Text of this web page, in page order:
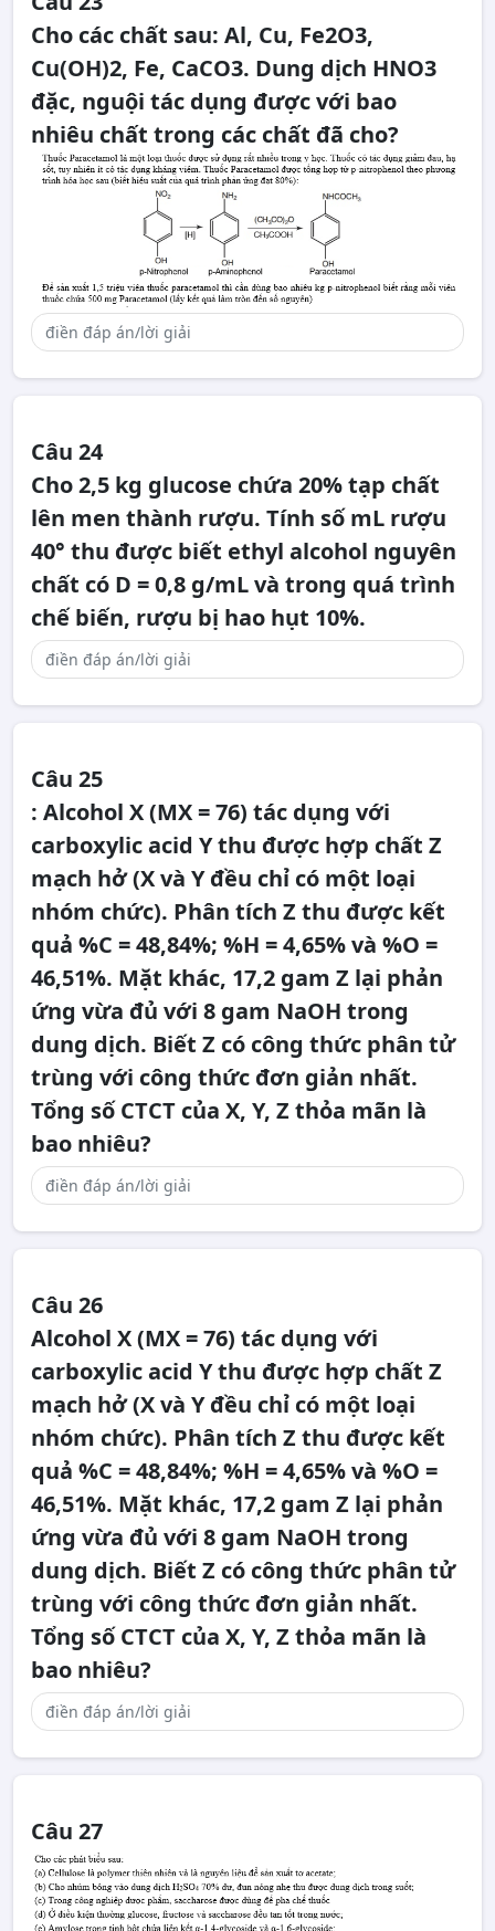
Cho các chất sau: Al, Cu, Fe2O3,
Cu(OH)2, Fe, CaCO3. Dung dịch HNO3
đặc, nguội tác dụng được với bao
nhiêu chất trong các chất đã cho?
Câu 24
Cho 2,5 kg glucose chứa 20% tạp chất
lên men thành rượu. Tính số mL rượu
40° thu được biết ethyl alcohol nguyên
chất có D = 0,8 g/mL và trong quá trình
chế biến, rượu bị hao hụt 10%.
Câu 25
: Alcohol X (MX = 76) tác dụng với
carboxylic acid Y thu được hợp chất Z
mạch hở (X và Y đều chỉ có một loại
nhóm chức). Phân tích Z thu được kết
quả %C = 48,84%; %H = 4,65% và %O =
46,51%. Mặt khác, 17,2 gam Z lại phản
ứng vừa đủ với 8 gam NaOH trong
dung dịch. Biết Z có công thức phân tử
trùng với công thức đơn giản nhất.
Tổng số CTCT của X, Y, Z thỏa mãn là
bao nhiêu?
Câu 26
Alcohol X (MX = 76) tác dụng với
carboxylic acid Y thu được hợp chất Z
mạch hở (X và Y đều chỉ có một loại
nhóm chức). Phân tích Z thu được kết
quả %C = 48,84%; %H = 4,65% và %O =
46,51%. Mặt khác, 17,2 gam Z lại phản
ứng vừa đủ với 8 gam NaOH trong
dung dịch. Biết Z có công thức phân tử
trùng với công thức đơn giản nhất.
Tổng số CTCT của X, Y, Z thỏa mãn là
bao nhiêu?
Câu 27